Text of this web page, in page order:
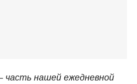
нашей ежедневной